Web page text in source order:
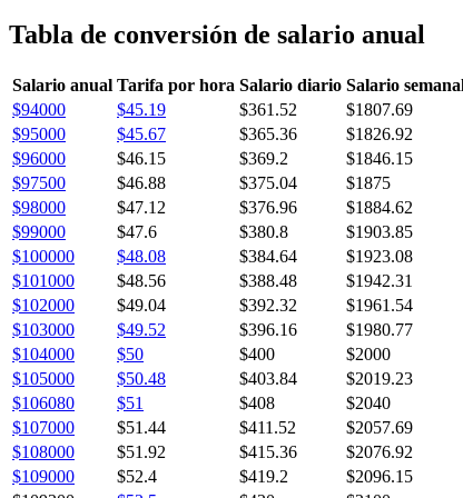
Tabla de conversión de salario anual
Salario anual Tarifa por hora Salario diario Salario
$94000
$45.19 $361.52 $1807.69
$95000
$45.67 $365.36 $1826.92
$96000
$46.15 $369.2 $1846.15
$97500
$46.88 $375.04 $1875
$98000
$47.12 $376.96 $1884.62
$99000
$47.6 $380.8 $1903.85
$100000
$48.08 $384.64 $1923.08
$101000
$48.56 $388.48 $1942.31
$102000
$49.04 $392.32 $1961.54
$103000
$49.52 $396.16 $1980.77
$104000
$50 $400 $2000
$105000
$50.48 $403.84 $2019.23
$106080
$51 $408 $2040
$107000
$51.44 $411.52 $2057.69
$108000
$51.92 $415.36 $2076.92
$109000
$52.4 $419.2 $2096.15